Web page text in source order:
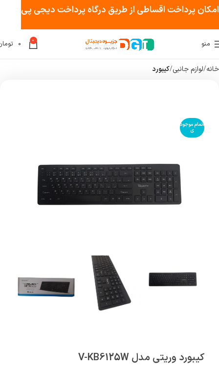
منو 0 ۰
خانه لوازم جانبی کیبورد
اتمام موجود
ی
کیبورد وریتی مدل V-KB6125W
امکان پرداخت اقساطی از طریق درگاه پرداخت دیجی پی